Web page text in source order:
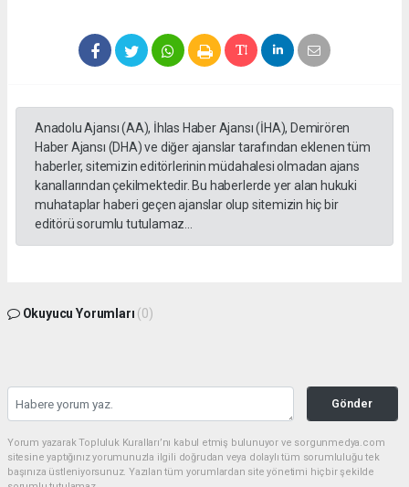
Anadolu Ajansı (AA), İhlas Haber Ajansı (İHA), Demirören
Haber Ajansı (DHA) ve diğer ajanslar tarafından eklenen tüm
haberler, sitemizin editörlerinin müdahalesi olmadan ajans
kanallarından çekilmektedir. Bu haberlerde yer alan hukuki
muhataplar haberi geçen ajanslar olup sitemizin hiç bir
editörü sorumlu tutulamaz...
Okuyucu Yorumları (0)
Gönder
Yorum yazarak Topluluk Kuralları’nı kabul etmiş bulunuyor ve sorgunmedya.com
sitesine yaptığınız yorumunuzla ilgili doğrudan veya dolaylı tüm sorumluluğu tek
başınıza üstleniyorsunuz. Yazılan tüm yorumlardan site yönetimi hiçbir şekilde